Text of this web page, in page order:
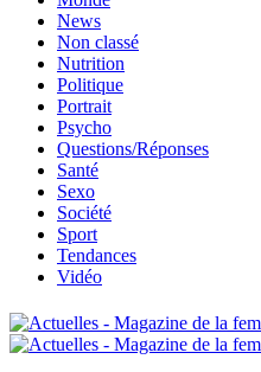
News
Non classé
Nutrition
Politique
Portrait
Psycho
Questions/Réponses
Santé
Sexo
Société
Sport
Tendances
Vidéo